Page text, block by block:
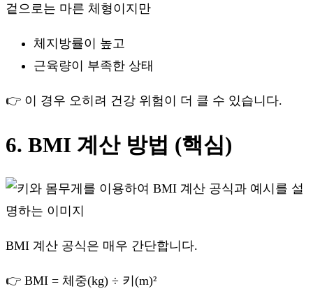
겉으로는 마른 체형이지만
체지방률이 높고
근육량이 부족한 상태
👉 이 경우 오히려 건강 위험이 더 클 수 있습니다.
6. BMI 계산 방법 (핵심)
BMI 계산 공식은 매우 간단합니다.
👉 BMI = 체중(kg) ÷ 키(m)²